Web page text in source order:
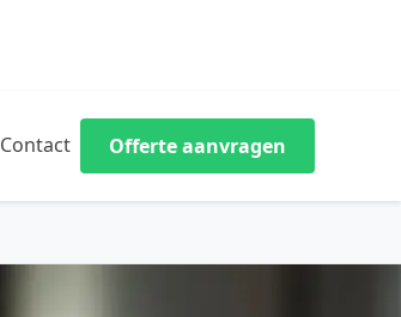
Contact Offerte aanvragen